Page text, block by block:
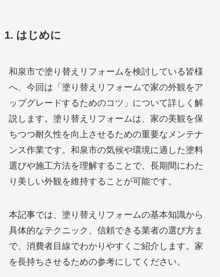
1. はじめに
和泉市で塗り替えリフォームを検討している皆様
へ、今回は「塗り替えリフォームで家の外観をア
ップグレードするためのコツ」について詳しく解
説します。塗り替えリフォームは、家の美観を保
ちつつ耐久性を向上させるための重要なメンテナ
ンス作業です。和泉市の気候や環境に適した塗料
選びや施工方法を理解することで、長期間にわた
り美しい外観を維持することが可能です。
本記事では、塗り替えリフォームの基本知識から
具体的なテクニック、信頼できる業者の選び方ま
で、消費者目線でわかりやすくご紹介します。家
を長持ちさせるための参考にしてください。